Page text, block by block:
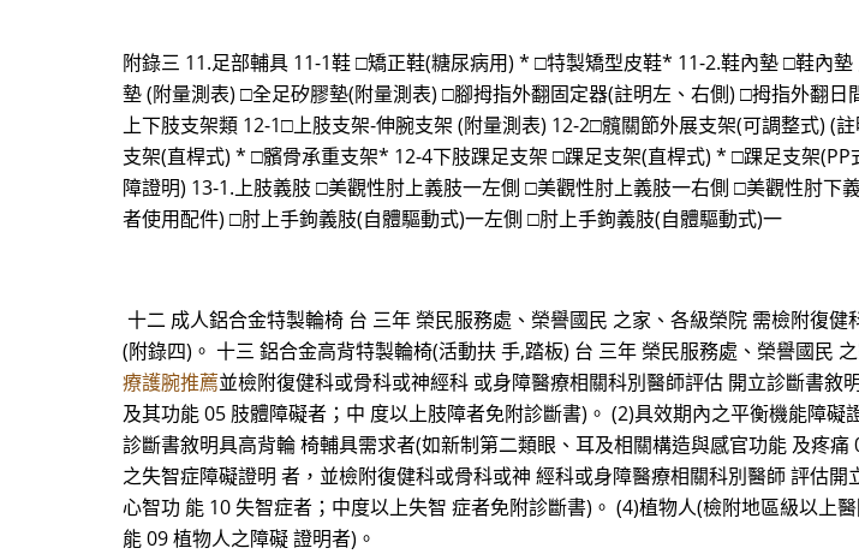
附錄三 11.足部輔具 11-1鞋 □矯正鞋(糖尿病用) * □特製矯型皮鞋* 11-2.鞋內墊 □鞋內
墊 (附量測表) □全足矽膠墊(附量測表) □腳拇指外翻固定器(註明左、右側) □拇指外翻
上下肢支架類 12-1□上肢支架-伸腕支架 (附量測表) 12-2□髖關節外展支架(可調整式) (
支架(直桿式) * □髕骨承重支架* 12-4下肢踝足支架 □踝足支架(直桿式) * □踝足支架
障證明) 13-1.上肢義肢 □美觀性肘上義肢一左側 □美觀性肘上義肢一右側 □美觀性肘
者使用配件) □肘上手鉤義肢(自體驅動式)一左側 □肘上手鉤義肢(自體驅動式)一
十二 成人鋁合金特製輪椅 台 三年 榮民服務處、榮譽國民 之家、各級榮院 需檢附復
(附錄四)。 十三 鋁合金高背特製輪椅(活動扶 手,踏板) 台 三年 榮民服務處、榮譽國民
療護腕推薦並檢附復健科或骨科或神經科 或身障醫療相關科別醫師評估 開立診斷書
及其功能 05 肢體障礙者；中 度以上肢障者免附診斷書)。 (2)具效期內之平衡機能障
診斷書敘明具高背輪 椅輔具需求者(如新制第二類眼、耳及相關構造與感官功能 及疼
之失智症障礙證明 者，並檢附復健科或骨科或神 經科或身障醫療相關科別醫師 評估
心智功 能 10 失智症者；中度以上失智 症者免附診斷書)。 (4)植物人(檢附地區級以上
能 09 植物人之障礙 證明者)。